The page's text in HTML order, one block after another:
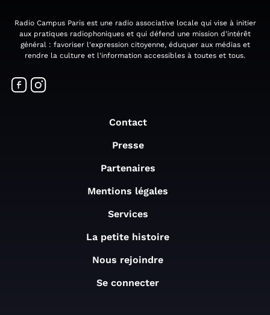
Radio Campus Paris est une radio associative locale qui vise à initier
aux pratiques radiophoniques et qui défend une mission d'intérêt
général : favoriser l'expression citoyenne, éduquer aux médias et
rendre la culture et l'information accessibles à toutes et tous.
Contact
Presse
Partenaires
Mentions légales
Services
La petite histoire
Nous rejoindre
Se connecter